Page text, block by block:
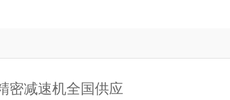
密减速机全国供应